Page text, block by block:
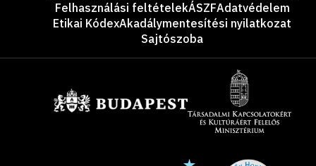
Felhasználási feltételekÁSZFAdatvédelem
Etikai KódexAkadálymentesítési nyilatkozat
Sajtószoba